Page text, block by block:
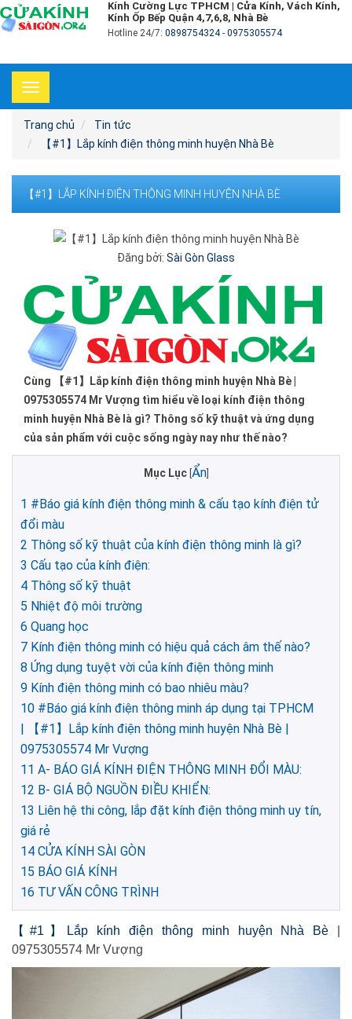
Kính Cường Lực TPHCM | Cửa Kính, Vách Kính,
Kính Ốp Bếp Quận 4,7,6,8, Nhà Bè
Hotline 24/7: 0898754324- 0975305574
Toggle
navigation
Trang chủ
Tin tức
【#1】Lắp kính điện thông minh huyện Nhà Bè
【#1】LẮP KÍNH ĐIỆN THÔNG MINH HUYỆN NHÀ BÈ
Đăng bởi: Sài Gòn Glass
Cùng 【#1】Lắp kính điện thông minh huyện Nhà Bè |
0975305574 Mr Vượng tìm hiểu về loại kính điện thông
minh huyện Nhà Bè là gì? Thông số kỹ thuật và ứng dụng
của sản phẩm với cuộc sống ngày nay như thế nào?
Mục Lục Ẩn]
1 #Báo giá kính điện thông minh & cấu tạo kính điện tử
đổi màu
2 Thông số kỹ thuật của kính điện thông minh là gì?
3 Cấu tạo của kính điện:
4 Thông số kỹ thuật
5 Nhiệt độ môi trường
6 Quang học
7 Kính điện thông minh có hiệu quả cách âm thế nào?
8 Ứng dụng tuyệt vời của kính điện thông minh
9 Kính điện thông minh có bao nhiêu màu?
10 #Báo giá kính điện thông minh áp dụng tại TPHCM
| 【#1】Lắp kính điện thông minh huyện Nhà Bè |
0975305574 Mr Vượng
11 A- BÁO GIÁ KÍNH ĐIỆN THÔNG MINH ĐỔI MÀU:
12 B- GIÁ BỘ NGUỒN ĐIỀU KHIỂN:
13 Liên hệ thi công, lắp đặt kính điện thông minh uy tín,
giá rẻ
14 CỬA KÍNH SÀI GÒN
15 BÁO GIÁ KÍNH
16 TƯ VẤN CÔNG TRÌNH
【#1】Lắp kính điện thông minh huyện Nhà Bè
0975305574 Mr Vượng